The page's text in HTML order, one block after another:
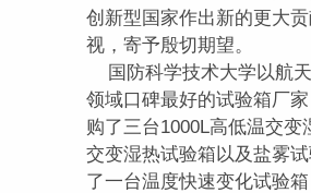
创新型国家作出新的更大
视，寄予殷切期望。
国防科学技术大学以航
领域口碑最好的试验箱厂
购了三台1000L高低温交
交变湿热试验箱以及盐雾
了一台温度快速变化试验